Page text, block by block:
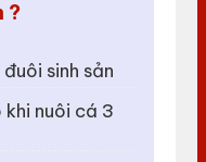
?
sinh sản
nuôi cá 3